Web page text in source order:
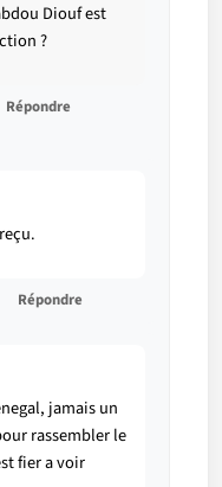
Diouf est
?
Répondre
Répondre
jamais un
rassembler le
fier a voir